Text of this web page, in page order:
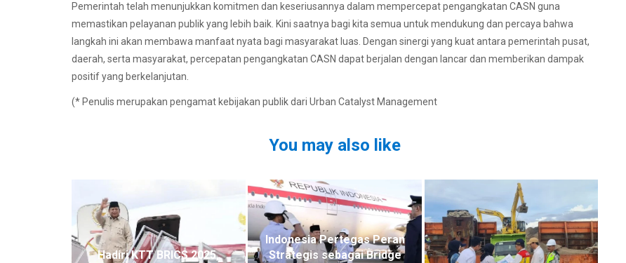
Pemerintah telah menunjukkan komitmen dan keseriusannya dalam mempercepat pengangkatan CASN guna
memastikan pelayanan publik yang lebih baik. Kini saatnya bagi kita semua untuk mendukung dan percaya bahwa
langkah ini akan membawa manfaat nyata bagi masyarakat luas. Dengan sinergi yang kuat antara pemerintah pusat,
daerah, serta masyarakat, percepatan pengangkatan CASN dapat berjalan dengan lancar dan memberikan dampak
positif yang berkelanjutan.
(* Penulis merupakan pengamat kebijakan publik dari Urban Catalyst Management
You may also like
Hadiri KTT BRICS 2025,
Indonesia Pertegas Peran
Strategis sebagai Bridge